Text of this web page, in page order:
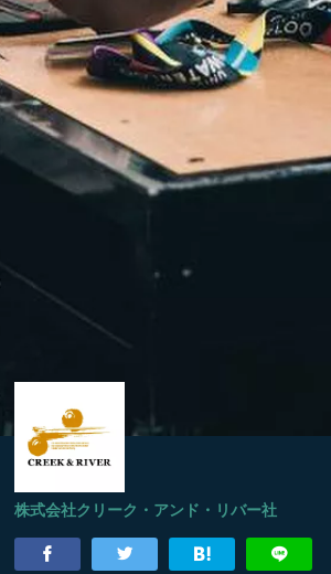
株式会社クリーク・アンド・リバー社